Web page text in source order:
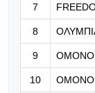
7
8
9
10